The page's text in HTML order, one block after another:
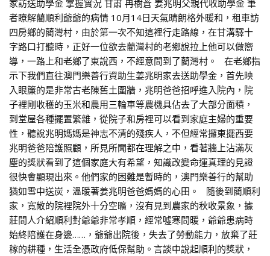
家訪送助學金 掌握實況 甘肅 冉樹蒼 姜兆明父親代收助學金 筆
者瞭解藺順利爺爺的病情 10月14日天氣晴朗格外暖和，租車訪
四房鄉的藺灣村，由於第一次不知這裡行走路線，在甘溝驛十
字路口打聽時，正好一位欲去藺灣村的老鄉說拉上他可以做嚮
導，一路上和老鄉了東說西，不經意間到了藺灣村。 在老鄉指
示下我們直往澳門樂善行資助生姜兆明家去送助學金，首先映
入眼簾的是非常古老陳舊土圍牆，兆明爸爸招呼進入院內，院
子裡剛收穫的玉米和農用三輪車等農機具佔去了大部分面積，
到堂屋各種擺置繁雜，從院子和房裡可以看到家庭主婦的重要
性，聽說兆明媽媽是神志不清的殘疾人，不但經常攞東擺西要
兆明爸爸陪護照顧，所見所聞都在理解之中，看著牆上沾滿灰
塵的獎狀看到了這個家庭大有希望，知識改變命運真理的見證
很快會顯現出來。他們家的困難是暫時的，澳門樂善行的幫助
猶如雪中送炭，溫暖著姜兆明爸爸媽媽的心田。 隨後到藺順利
家，寬敞的院裡院外十分空曠，沒有見到農家的秋收景象，據
莊間人介紹順利對爺爺非常孝順，經常噓寒問暖，爺爺患病時
始終陪護在身邊……，爺爺出院後，失去了勞動能力，放棄了莊
稼的耕種，生活全憑政府低保幫助。言談中說起順利的獎狀，